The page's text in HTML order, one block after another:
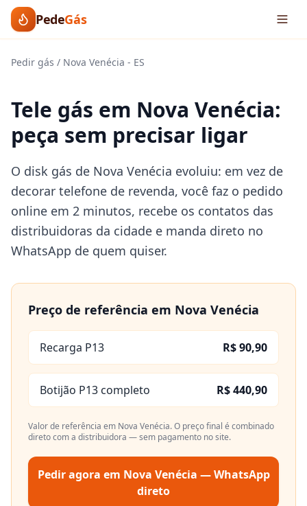
PedeGás
Pedir gás / Nova Venécia - ES
Tele gás em Nova Venécia:
peça sem precisar ligar
O disk gás de Nova Venécia evoluiu: em vez de
decorar telefone de revenda, você faz o pedido
online em 2 minutos, recebe os contatos das
distribuidoras da cidade e manda direto no
WhatsApp de quem quiser.
Preço de referência em Nova Venécia
Recarga P13 R$ 90,90
Botijão P13 completo R$ 440,90
Valor de referência em Nova Venécia. O preço final é combinado
direto com a distribuidora — sem pagamento no site.
Pedir agora em Nova Venécia — WhatsApp
direto